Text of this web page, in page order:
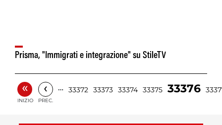
Prisma, "Immigrati e integrazione" su StileTV
«
INIZIO
‹
PREC.
… 33372 33373 33374 33375 33376